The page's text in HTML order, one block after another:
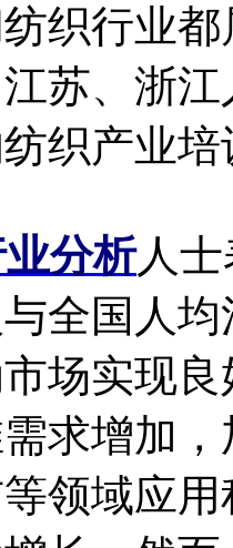
织行业
苏、浙
织产业
分析人
全国人
场实现
求增加
领域应